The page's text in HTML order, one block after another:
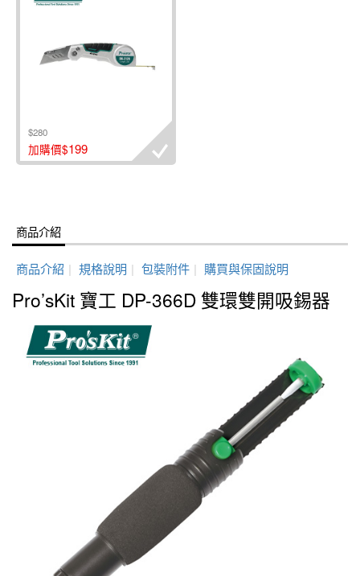
$280
加購價$199
商品介紹
商品介紹 | 規格說明 | 包裝附件 | 購買與保固說明
Pro’sKit 寶工 DP-366D 雙環雙開吸錫器